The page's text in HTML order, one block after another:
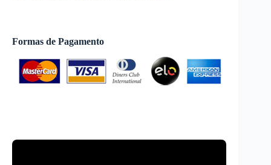
Formas de Pagamento